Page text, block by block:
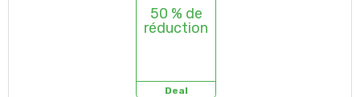
50 % de
réduction
Deal